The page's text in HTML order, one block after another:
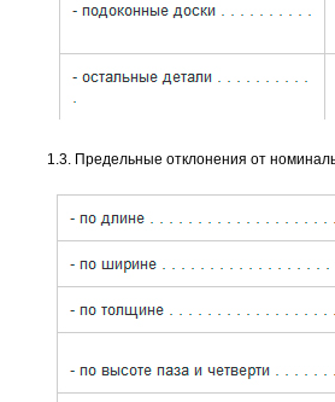
1.3. Предельные отклонения от